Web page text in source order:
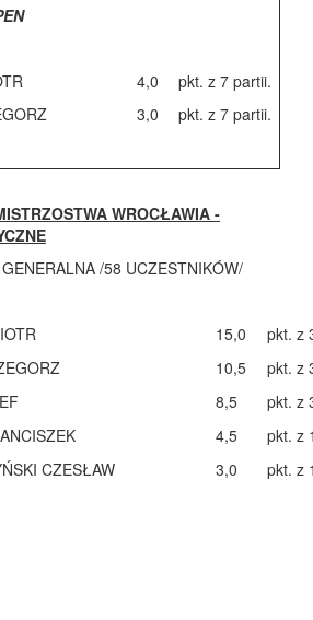
4,0
pkt. z 7 partii.
3,0 pkt. z 7 partii.
WROCŁAWIA -
/58 UCZESTNIKÓW/
15,0
pkt. z
10,5
pkt. z
8,5
pkt. z
4,5
pkt. z
CZESŁAW 3,0 pkt. z